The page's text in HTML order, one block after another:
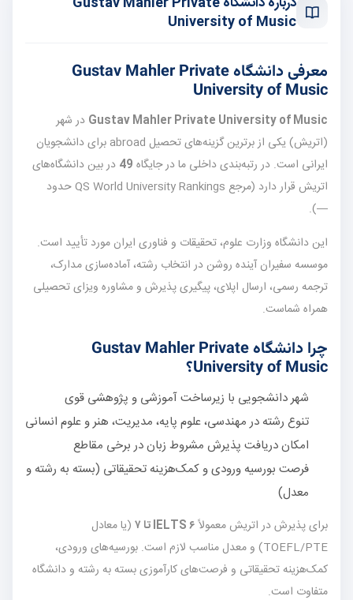
University of Music
معرفی دانشگاه Gustav Mahler Private
University of Music
Gustav Mahler Private University of Music در شهر
(اتریش) یکی از برترین گزینه‌های تحصیل abroad برای دانشجویان
ایرانی است. در رتبه‌بندی داخلی ما در جایگاه 49 در بین دانشگاه‌های
اتریش قرار دارد (مرجع QS World University Rankings حدود
—).
این دانشگاه وزارت علوم، تحقیقات و فناوری ایران مورد تأیید است.
موسسه سفیران آینده روشن در انتخاب رشته، آماده‌سازی مدارک،
ترجمه رسمی، ارسال اپلای، پیگیری پذیرش و مشاوره ویزای تحصیلی
همراه شماست.
چرا دانشگاه Gustav Mahler Private
University of Music؟
شهر دانشجویی با زیرساخت آموزشی و پژوهشی قوی
تنوع رشته در مهندسی، علوم پایه، مدیریت، هنر و علوم انسانی
امکان دریافت پذیرش مشروط زبان در برخی مقاطع
فرصت بورسیه ورودی و کمک‌هزینه تحقیقاتی (بسته به رشته و
معدل)
برای پذیرش در اتریش معمولاًIELTS ۶ تا ۷
(یا معادل
TOEFL/PTE) و معدل مناسب لازم است. بورسیه‌های ورودی،
کمک‌هزینه تحقیقاتی و فرصت‌های کارآموزی بسته به رشته و دانشگاه
متفاوت است.